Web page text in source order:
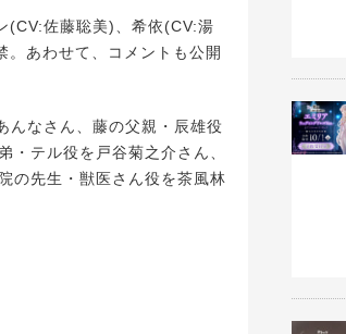
佐藤聡美)、希依(CV:湯
あわせて、コメントも公開
なさん、藤の父親・辰雄役
・テル役を戸谷菊之介さん、
の先生・獣医さん役を茶風林